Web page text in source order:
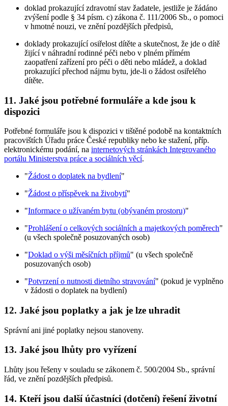
doklad prokazující zdravotní stav žadatele, jestliže je žádáno
zvýšení podle § 34 písm. c) zákona č. 111/2006 Sb., o pomoci
v hmotné nouzi, ve znění pozdějších předpisů,
doklady prokazující osiřelost dítěte a skutečnost, že jde o dítě
žijící v náhradní rodinné péči nebo v plném přímém
zaopatření zařízení pro péči o děti nebo mládež, a doklad
prokazující přechod nájmu bytu, jde-li o žádost osiřelého
dítěte.
11. Jaké jsou potřebné formuláře a kde jsou k
dispozici
Potřebné formuláře jsou k dispozici v tištěné podobě na kontaktních
pracovištích Úřadu práce České republiky nebo ke stažení, příp.
elektronickému podání, na internetových stránkách Integrovaného
portálu Ministerstva práce a sociálních věcí.
"Žádost o doplatek na bydlení"
"Žádost o příspěvek na živobytí"
"Informace o užívaném bytu (obývaném prostoru)"
"Prohlášení o celkových sociálních a majetkových poměrech"
(u všech společně posuzovaných osob)
"Doklad o výši měsíčních příjmů" (u všech společně
posuzovaných osob)
"Potvrzení o nutnosti dietního stravování" (pokud je vyplněno
v žádosti o doplatek na bydlení)
12. Jaké jsou poplatky a jak je lze uhradit
Správní ani jiné poplatky nejsou stanoveny.
13. Jaké jsou lhůty pro vyřízení
Lhůty jsou řešeny v souladu se zákonem č. 500/2004 Sb., správní
řád, ve znění pozdějších předpisů.
14. Kteří jsou další účastníci (dotčení) řešení životní